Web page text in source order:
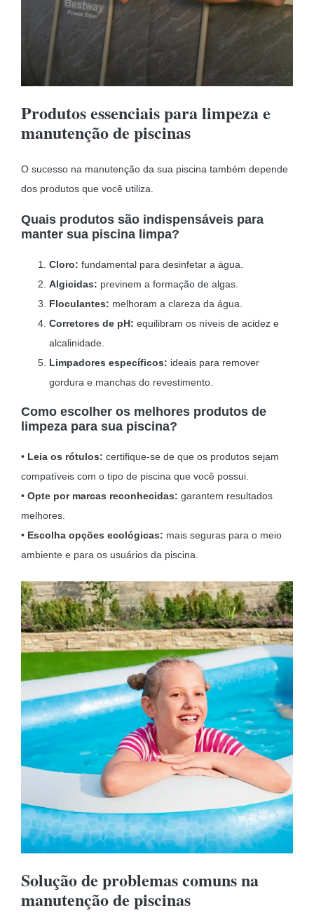
Produtos essenciais para limpeza e
manutenção de piscinas
O sucesso na manutenção da sua piscina também depende
dos produtos que você utiliza.
Quais produtos são indispensáveis para
manter sua piscina limpa?
Cloro: fundamental para desinfetar a água.
Algicidas: previnem a formação de algas.
Floculantes: melhoram a clareza da água.
Corretores de pH: equilibram os níveis de acidez e
alcalinidade.
Limpadores específicos: ideais para remover
gordura e manchas do revestimento.
Como escolher os melhores produtos de
limpeza para sua piscina?
• Leia os rótulos: certifique-se de que os produtos sejam
compatíveis com o tipo de piscina que você possui.
• Opte por marcas reconhecidas: garantem resultados
melhores.
• Escolha opções ecológicas: mais seguras para o meio
ambiente e para os usuários da piscina.
Solução de problemas comuns na
manutenção de piscinas